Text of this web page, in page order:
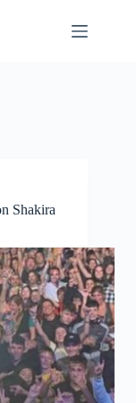
Shakira